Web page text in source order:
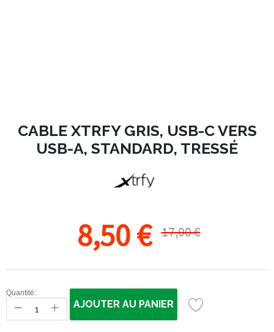
CABLE XTRFY GRIS, USB-C VERS
USB-A, STANDARD, TRESSÉ
8,50 € 17,00 €
Quantité:
AJOUTER AU PANIER